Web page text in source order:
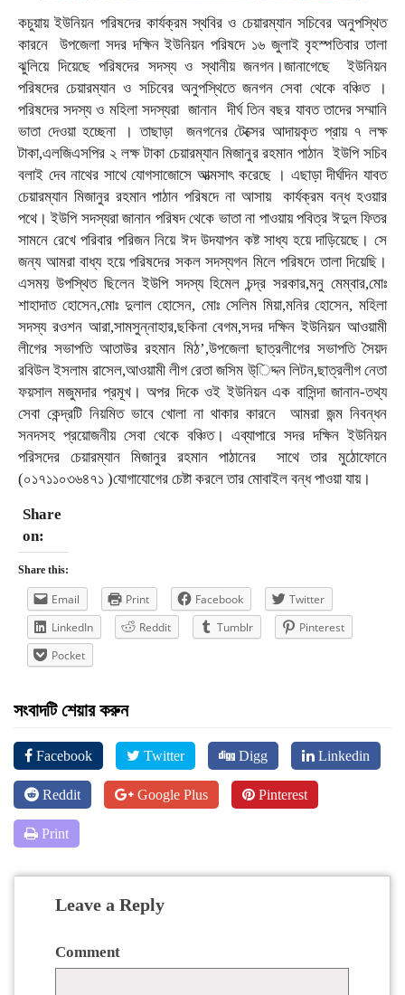
কচুয়ায় ইউনিয়ন পরিষদের কার্যক্রম স্থবির ও চেয়ারম্যান সচিবের অনুপস্থিত
কারনে উপজেলা সদর দক্ষিন ইউনিয়ন পরিষদে ১৬ জুলাই বৃহস্পতিবার তালা
ঝুলিয়ে দিয়েছে পরিষদের সদস্য ও স্থানীয় জনগন।জানাগেছে ইউনিয়ন
পরিষদের চেয়ারম্যান ও সচিবের অনুপস্থিতে জনগন সেবা থেকে বঞ্চিত ।
পরিষদের সদস্য ও মহিলা সদস্যরা জানান দীর্ঘ তিন বছর যাবত তাদের সম্মানি
ভাতা দেওয়া হচ্ছেনা । তাছাড়া জনগনের টেক্সের আদায়কৃত প্রায় ৭ লক্ষ
টাকা,এলজিএসপির ২ লক্ষ টাকা চেয়ারম্যান মিজানুর রহমান পাঠান ইউপি সচিব
বলাই দেব নাথের সাথে যোগসাজোসে আত্মসাৎ করেছে । এছাড়া দীর্ঘদিন যাবত
চেয়ারম্যান মিজানুর রহমান পাঠান পরিষদে না আসায় কার্যক্রম বন্ধ হওয়ার
পথে। ইউপি সদস্যরা জানান পরিষদ থেকে ভাতা না পাওয়ায় পবিত্র ঈদুল ফিতর
সামনে রেখে পরিবার পরিজন নিয়ে ঈদ উদযাপন কষ্ট সাধ্য হয়ে দাড়িয়েছে। সে
জন্য আমরা বাধ্য হয়ে পরিষদের সকল সদস্যগন মিলে পরিষদে তালা দিয়েছি।
এসময় উপস্থিত ছিলেন ইউপি সদস্য হিমেল চন্দ্র সরকার,মনু মেম্বার,মোঃ
শাহাদাত হোসেন,মোঃ দুলাল হোসেন, মোঃ সেলিম মিয়া,মনির হোসেন, মহিলা
সদস্য রওশন আরা,সামসুন্নাহার,ছকিনা বেগম,সদর দক্ষিন ইউনিয়ন আওয়ামী
লীগের সভাপতি আতাউর রহমান মিঠ’,উপজেলা ছাত্রলীগের সভাপতি সৈয়দ
রবিউল ইসলাম রাসেল,আওয়ামী লীগ রেতা জসিম উ্িদ্দন লিটন,ছাত্রলীগ নেতা
ফয়সাল মজুমদার প্রমূখ। অপর দিকে ওই ইউনিয়ন এক বাসিন্দা জানান-তথ্য
সেবা কেন্দ্রটি নিয়মিত ভাবে খোলা না থাকার কারনে আমরা জন্ম নিবন্ধন
সনদসহ প্রয়োজনীয় সেবা থেকে বঞ্চিত। এব্যাপারে সদর দক্ষিন ইউনিয়ন
পরিসদের চেয়ারম্যান মিজানুর রহমান পাঠানের সাথে তার মুঠোফোনে
(০১৭১১০৩৬৪৭১ )যোগাযোগের চেষ্টা করলে তার মোবাইল বন্ধ পাওয়া যায়।
Share
on:
Share this:
Email Print Facebook
Twitter
LinkedIn
Reddit Tumblr
Pinterest
Pocket
সংবাদটি শেয়ার করুন
Facebook Twitter Digg Linkedin
Reddit Google Plus Pinterest
Print
Leave a Reply
Comment